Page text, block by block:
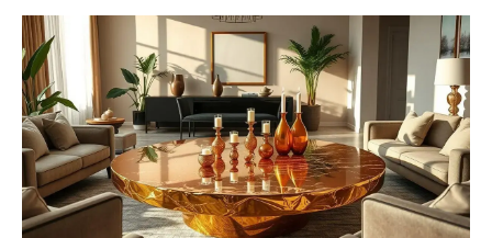
Mesa
Resinada
Passo
a
passo
elegância
da
madeira
se
encontra
com
criatividade
da
Comentário